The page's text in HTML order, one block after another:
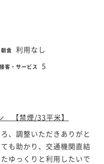
朝食 利用なし
接客・サービス 5
【禁煙/33平米】
、調整いただきありがと
も助かり、交通機関直結
ゆっくりと利用したいで